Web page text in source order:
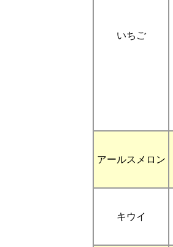
いちご
アールスメロン
キウイ